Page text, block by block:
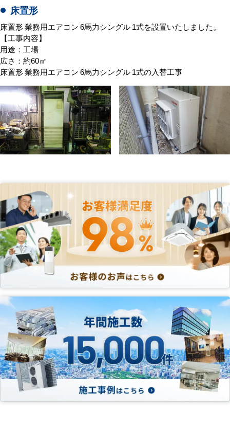
床置形
床置形 業務用エアコン 6馬力シングル 1式を設置いたしました。
【工事内容】
用途：工場
広さ：約60㎡
床置形 業務用エアコン 6馬力シングル 1式の入替工事